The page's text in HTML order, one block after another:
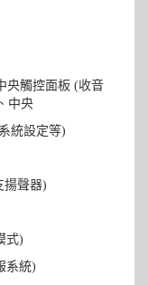
央觸控面板 (收音
中央
統設定等)
揚聲器)
式)
系統)